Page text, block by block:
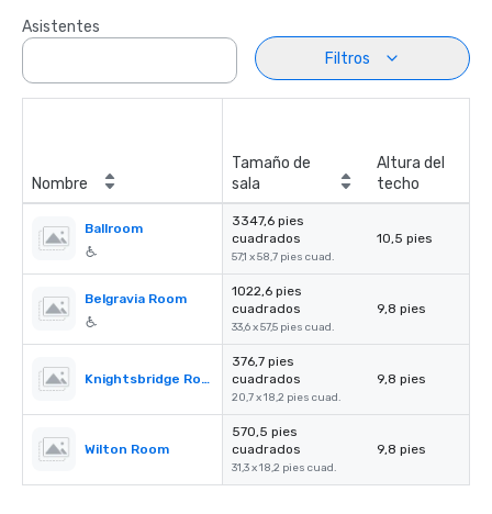
Asistentes
Filtros
Nombre
Tamaño de
sala
Altura del
techo
Ballroom
3347,6 pies
cuadrados
57,1 x 58,7 pies cuad.
10,5 pies
Belgravia Room
1022,6 pies
cuadrados
33,6 x 57,5 pies cuad.
9,8 pies
Knightsbridge Room
376,7 pies
cuadrados
20,7 x 18,2 pies cuad.
9,8 pies
Wilton Room
570,5 pies
cuadrados
31,3 x 18,2 pies cuad.
9,8 pies